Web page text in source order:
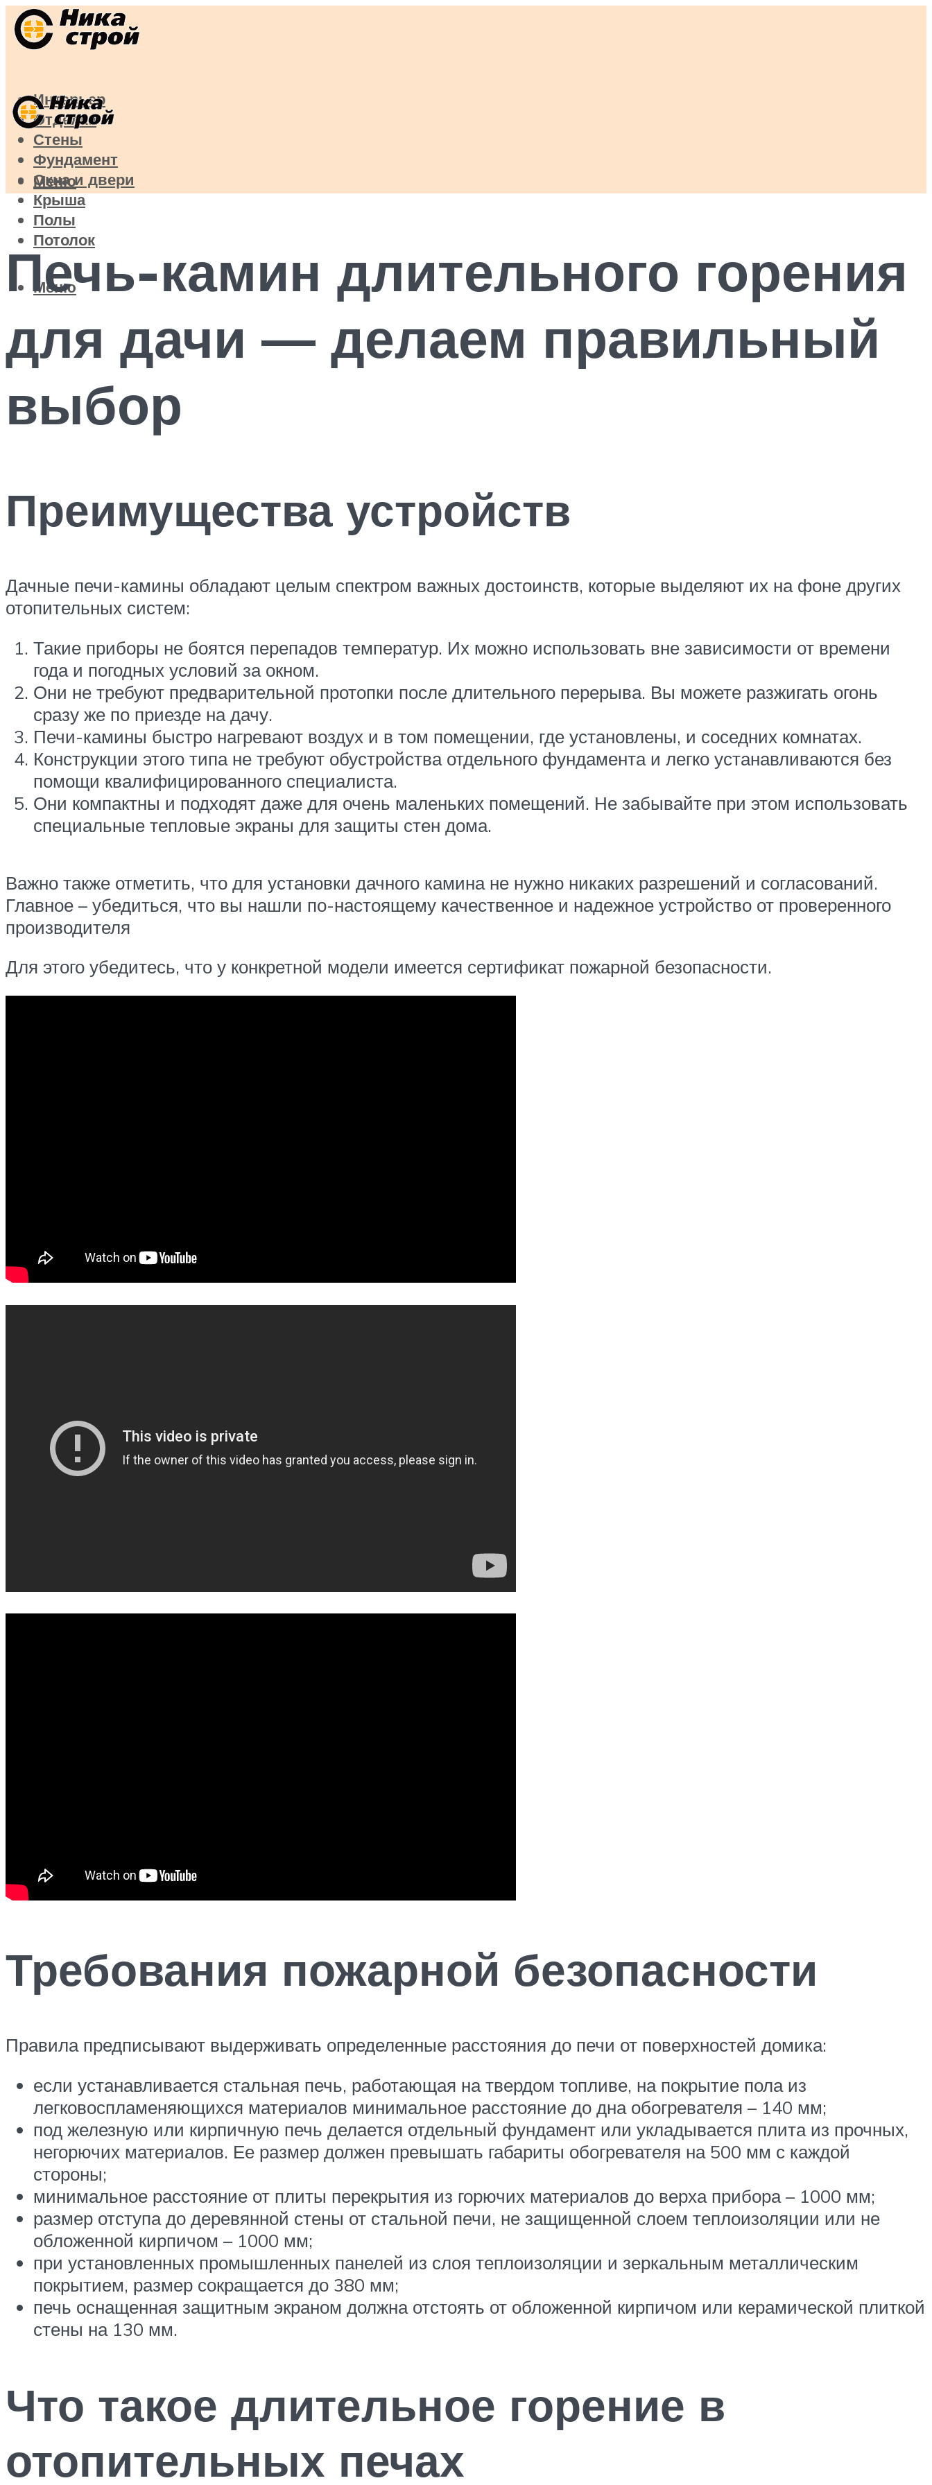
Интерьер
Отделка
Стены
Фундамент
Окна и двери
Крыша
Полы
Потолок
Меню
Меню
Печь-камин длительного горения
для дачи — делаем правильный
выбор
Преимущества устройств
Дачные печи-камины обладают целым спектром важных достоинств, которые выделяют их на фоне других
отопительных систем:
Такие приборы не боятся перепадов температур. Их можно использовать вне зависимости от времени
года и погодных условий за окном.
Они не требуют предварительной протопки после длительного перерыва. Вы можете разжигать огонь
сразу же по приезде на дачу.
Печи-камины быстро нагревают воздух и в том помещении, где установлены, и соседних комнатах.
Конструкции этого типа не требуют обустройства отдельного фундамента и легко устанавливаются без
помощи квалифицированного специалиста.
Они компактны и подходят даже для очень маленьких помещений. Не забывайте при этом использовать
специальные тепловые экраны для защиты стен дома.
Важно также отметить, что для установки дачного камина не нужно никаких разрешений и согласований.
Главное – убедиться, что вы нашли по-настоящему качественное и надежное устройство от проверенного
производителя
Для этого убедитесь, что у конкретной модели имеется сертификат пожарной безопасности.
Требования пожарной безопасности
Правила предписывают выдерживать определенные расстояния до печи от поверхностей домика:
если устанавливается стальная печь, работающая на твердом топливе, на покрытие пола из
легковоспламеняющихся материалов минимальное расстояние до дна обогревателя – 140 мм;
под железную или кирпичную печь делается отдельный фундамент или укладывается плита из прочных,
негорючих материалов. Ее размер должен превышать габариты обогревателя на 500 мм с каждой
стороны;
минимальное расстояние от плиты перекрытия из горючих материалов до верха прибора – 1000 мм;
размер отступа до деревянной стены от стальной печи, не защищенной слоем теплоизоляции или не
обложенной кирпичом – 1000 мм;
при установленных промышленных панелей из слоя теплоизоляции и зеркальным металлическим
покрытием, размер сокращается до 380 мм;
печь оснащенная защитным экраном должна отстоять от обложенной кирпичом или керамической плиткой
стены на 130 мм.
Что такое длительное горение в
отопительных печах